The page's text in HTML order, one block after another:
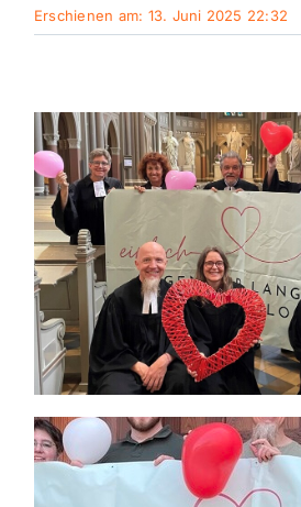
Mein Stadtteil
Verkehrsmeldungen
Polizeimeldungen
Themen und Termine
Gewinnspiele
Erschienen am: 13. Juni 2025 22:32